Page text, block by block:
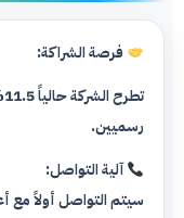
فرصة الشراكة:
رسميين.
آلية التواصل:
سيتم التواصل أولاً مع